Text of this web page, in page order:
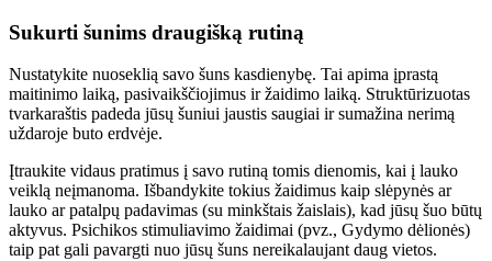
Sukurti šunims draugišką rutiną
Nustatykite nuoseklią savo šuns kasdienybę. Tai apima įprastą
maitinimo laiką, pasivaikščiojimus ir žaidimo laiką. Struktūrizuotas
tvarkaraštis padeda jūsų šuniui jaustis saugiai ir sumažina nerimą
uždaroje buto erdvėje.
Įtraukite vidaus pratimus į savo rutiną tomis dienomis, kai į lauko
veiklą neįmanoma. Išbandykite tokius žaidimus kaip slėpynės ar
lauko ar patalpų padavimas (su minkštais žaislais), kad jūsų šuo būtų
aktyvus. Psichikos stimuliavimo žaidimai (pvz., Gydymo dėlionės)
taip pat gali pavargti nuo jūsų šuns nereikalaujant daug vietos.